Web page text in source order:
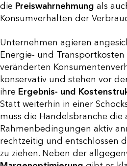
die Preiswahrnehmung als
Konsumverhalten der
Unternehmen agieren
Energie- und Transportkosten
veränderten
konservativ und stehen vor
ihre Ergebnis- und
Statt weiterhin in einer
muss die Handelsbranche die
Rahmenbedingungen aktiv
rechtzeitig und entschlossen
zu ziehen. Neben der